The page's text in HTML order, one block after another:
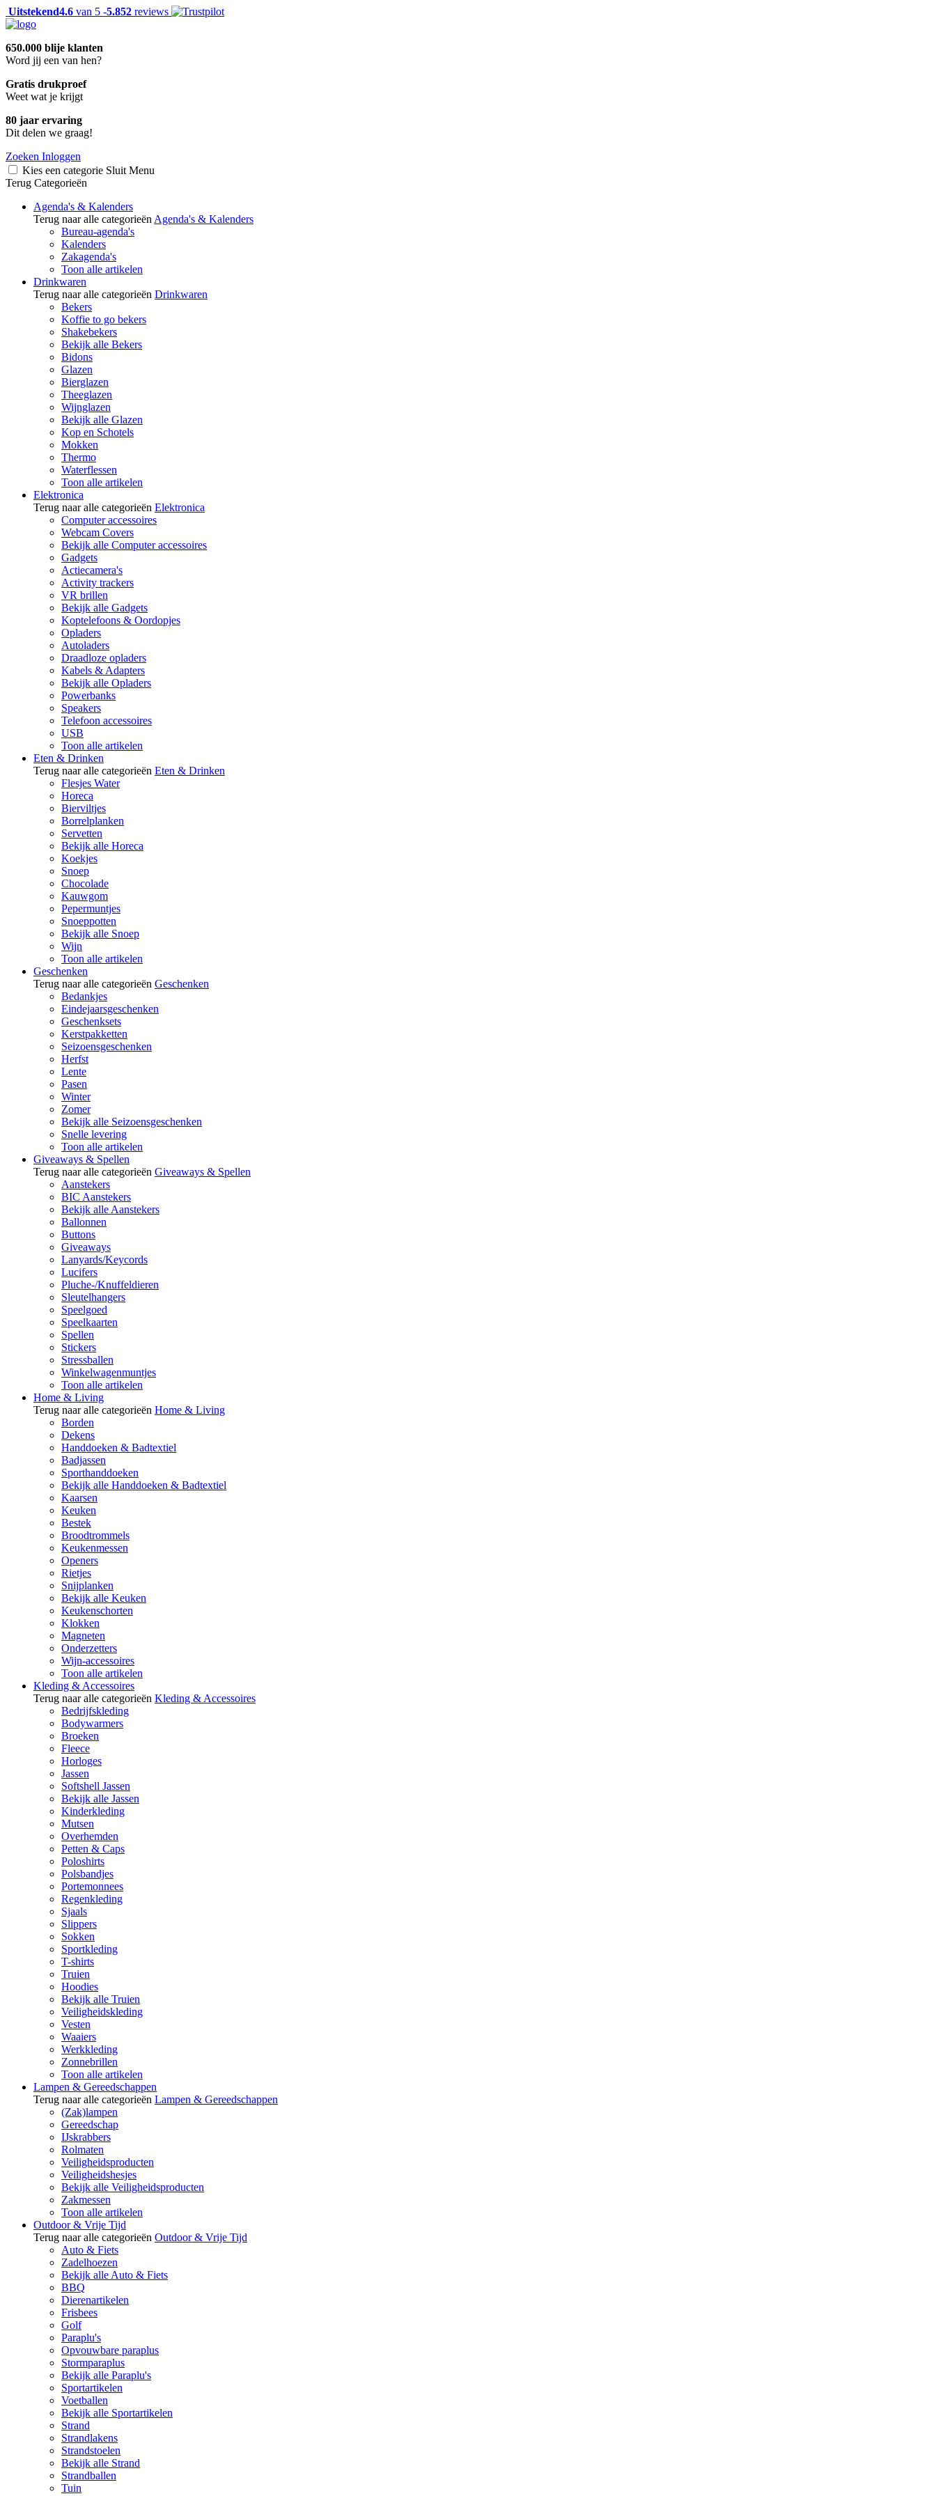
Uitstekend4.6 van 5 -5.852 reviews
650.000 blije klanten
Word jij een van hen?
Gratis drukproef
Weet wat je krijgt
80 jaar ervaring
Dit delen we graag!
Zoeken Inloggen
Kies een categorie Sluit Menu
Terug Categorieën
Agenda's & Kalenders
Terug naar alle categorieën Agenda's & Kalenders
Bureau-agenda's
Kalenders
Zakagenda's
Toon alle artikelen
Drinkwaren
Terug naar alle categorieën Drinkwaren
Bekers
Koffie to go bekers
Shakebekers
Bekijk alle Bekers
Bidons
Glazen
Bierglazen
Theeglazen
Wijnglazen
Bekijk alle Glazen
Kop en Schotels
Mokken
Thermo
Waterflessen
Toon alle artikelen
Elektronica
Terug naar alle categorieën Elektronica
Computer accessoires
Webcam Covers
Bekijk alle Computer accessoires
Gadgets
Actiecamera's
Activity trackers
VR brillen
Bekijk alle Gadgets
Koptelefoons & Oordopjes
Opladers
Autoladers
Draadloze opladers
Kabels & Adapters
Bekijk alle Opladers
Powerbanks
Speakers
Telefoon accessoires
USB
Toon alle artikelen
Eten & Drinken
Terug naar alle categorieën Eten & Drinken
Flesjes Water
Horeca
Bierviltjes
Borrelplanken
Servetten
Bekijk alle Horeca
Koekjes
Snoep
Chocolade
Kauwgom
Pepermuntjes
Snoeppotten
Bekijk alle Snoep
Wijn
Toon alle artikelen
Geschenken
Terug naar alle categorieën Geschenken
Bedankjes
Eindejaarsgeschenken
Geschenksets
Kerstpakketten
Seizoensgeschenken
Herfst
Lente
Pasen
Winter
Zomer
Bekijk alle Seizoensgeschenken
Snelle levering
Toon alle artikelen
Giveaways & Spellen
Terug naar alle categorieën Giveaways & Spellen
Aanstekers
BIC Aanstekers
Bekijk alle Aanstekers
Ballonnen
Buttons
Giveaways
Lanyards/Keycords
Lucifers
Pluche-/Knuffeldieren
Sleutelhangers
Speelgoed
Speelkaarten
Spellen
Stickers
Stressballen
Winkelwagenmuntjes
Toon alle artikelen
Home & Living
Terug naar alle categorieën Home & Living
Borden
Dekens
Handdoeken & Badtextiel
Badjassen
Sporthanddoeken
Bekijk alle Handdoeken & Badtextiel
Kaarsen
Keuken
Bestek
Broodtrommels
Keukenmessen
Openers
Rietjes
Snijplanken
Bekijk alle Keuken
Keukenschorten
Klokken
Magneten
Onderzetters
Wijn-accessoires
Toon alle artikelen
Kleding & Accessoires
Terug naar alle categorieën Kleding & Accessoires
Bedrijfskleding
Bodywarmers
Broeken
Fleece
Horloges
Jassen
Softshell Jassen
Bekijk alle Jassen
Kinderkleding
Mutsen
Overhemden
Petten & Caps
Poloshirts
Polsbandjes
Portemonnees
Regenkleding
Sjaals
Slippers
Sokken
Sportkleding
T-shirts
Truien
Hoodies
Bekijk alle Truien
Veiligheidskleding
Vesten
Waaiers
Werkkleding
Zonnebrillen
Toon alle artikelen
Lampen & Gereedschappen
Terug naar alle categorieën Lampen & Gereedschappen
(Zak)lampen
Gereedschap
IJskrabbers
Rolmaten
Veiligheidsproducten
Veiligheidshesjes
Bekijk alle Veiligheidsproducten
Zakmessen
Toon alle artikelen
Outdoor & Vrije Tijd
Terug naar alle categorieën Outdoor & Vrije Tijd
Auto & Fiets
Zadelhoezen
Bekijk alle Auto & Fiets
BBQ
Dierenartikelen
Frisbees
Golf
Paraplu's
Opvouwbare paraplus
Stormparaplus
Bekijk alle Paraplu's
Sportartikelen
Voetballen
Bekijk alle Sportartikelen
Strand
Strandlakens
Strandstoelen
Bekijk alle Strand
Strandballen
Tuin